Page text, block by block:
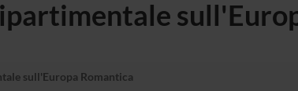
sull'Europa Romantica